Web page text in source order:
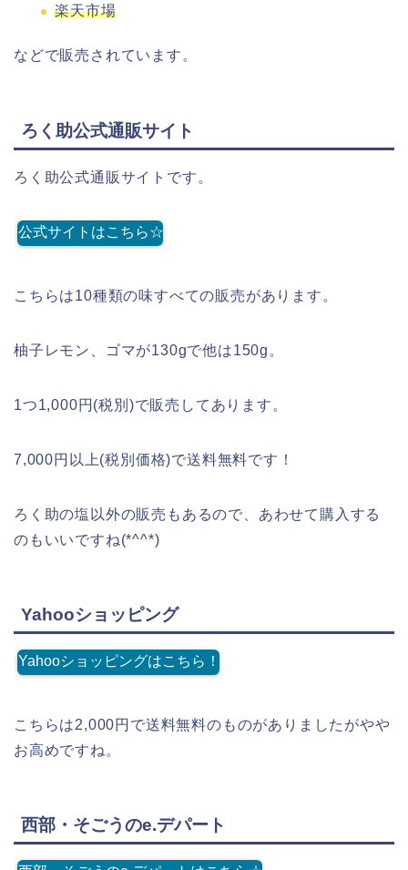
楽天市場
などで販売されています。
ろく助公式通販サイト
ろく助公式通販サイトです。
公式サイトはこちら☆
こちらは10種類の味すべての販売があります。
柚子レモン、ゴマが130gで他は150g。
1つ1,000円(税別)で販売してあります。
7,000円以上(税別価格)で送料無料です！
ろく助の塩以外の販売もあるので、あわせて購入する
のもいいですね(*^^*)
Yahooショッピング
Yahooショッピングはこちら！
こちらは2,000円で送料無料のものがありましたがやや
お高めですね。
西部・そごうのe.デパート